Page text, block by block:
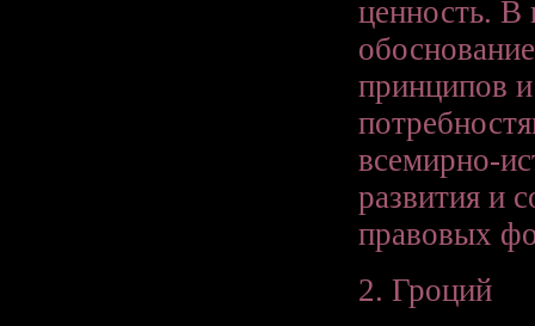
ценность. В
принципов
всемирно-
развития и
правовых
2. Гроций